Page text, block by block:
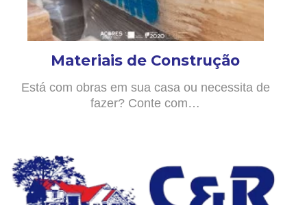
Materiais de Construção
Está com obras em sua casa ou necessita de
fazer? Conte com…